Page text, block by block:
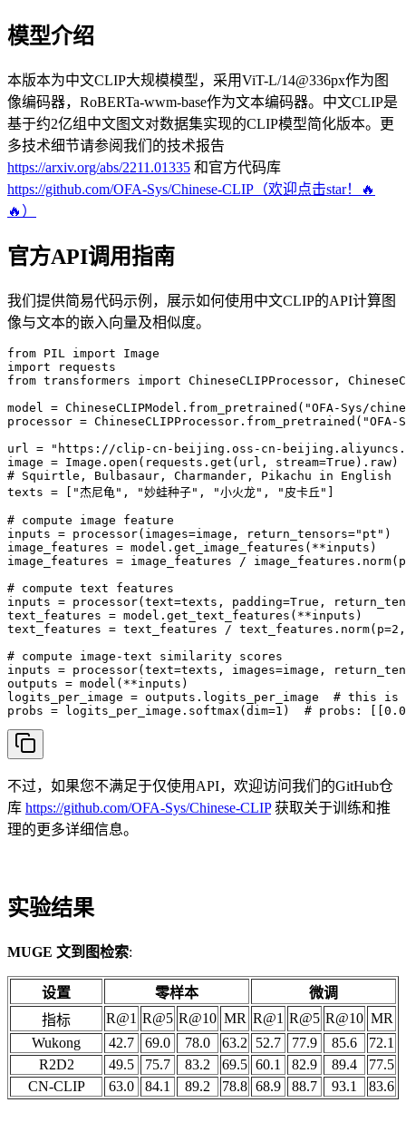
模型介绍
本版本为中文CLIP大规模模型，采用ViT-L/14@336px作为图
像编码器，RoBERTa-wwm-base作为文本编码器。中文CLIP是
基于约2亿组中文图文对数据集实现的CLIP模型简化版本。更
多技术细节请参阅我们的技术报告
https://arxiv.org/abs/2211.01335 和官方代码库
https://github.com/OFA-Sys/Chinese-CLIP（欢迎点击star！🔥
🔥）
官方API调用指南
我们提供简易代码示例，展示如何使用中文CLIP的API计算图
像与文本的嵌入向量及相似度。
from PIL import Image
import requests
from transformers import ChineseCLIPProcessor,
model = ChineseCLIPModel.from_pretrained("OFA-Sys/
processor =
url = "https://clip-cn-beijing.oss-cn-
image = Image.open(requests.get(url, stream=True).raw)
# Squirtle, Bulbasaur, Charmander, Pikachu in English
texts = ["杰尼龟", "妙蛙种子", "小火龙", "皮卡丘"]
# compute image feature
inputs = processor(images=image, return_tensors="pt")
image_features = model.get_image_features(**inputs)
image_features = image_features /
# compute text features
inputs = processor(text=texts, padding=True,
text_features = model.get_text_features(**inputs)
text_features = text_features / text_features.norm(p=2,
# compute image-text similarity scores
inputs = processor(text=texts, images=image,
outputs = model(**inputs)
logits_per_image = outputs.logits_per_image  # this
probs = logits_per_image.softmax(dim=1)  # probs:
不过，如果您不满足于仅使用API，欢迎访问我们的GitHub仓
库 https://github.com/OFA-Sys/Chinese-CLIP获取关于训练和推
理的更多详细信息。
实验结果
MUGE 文到图检索:
设置 零样本
微调
指标
R@1 R@5 R@10 MR R@1 R@5 R@10 MR
Wukong
42.7 69.0 78.0 63.2 52.7 77.9 85.6
72.1
R2D2
49.5 75.7 83.2 69.5 60.1 82.9 89.4
77.5
CN-CLIP
63.0 84.1 89.2 78.8 68.9 88.7 93.1 83.6